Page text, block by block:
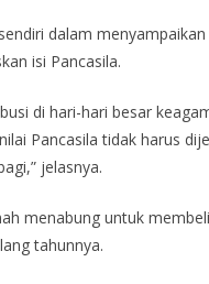
dalam
isi Pancasila.
di hari-hari besar
Pancasila tidak harus
jelasnya.
menabung untuk
tahunnya.